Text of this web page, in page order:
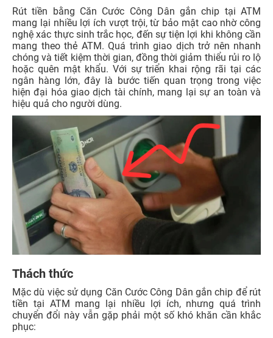
Rút tiền bằng Căn Cước Công Dân gắn chip tại ATM
mang lại nhiều lợi ích vượt trội, từ bảo mật cao nhờ công
nghệ xác thực sinh trắc học, đến sự tiện lợi khi không cần
mang theo thẻ ATM. Quá trình giao dịch trở nên nhanh
chóng và tiết kiệm thời gian, đồng thời giảm thiểu rủi ro lộ
hoặc quên mật khẩu. Với sự triển khai rộng rãi tại các
ngân hàng lớn, đây là bước tiến quan trọng trong việc
hiện đại hóa giao dịch tài chính, mang lại sự an toàn và
hiệu quả cho người dùng.
Thách thức
Mặc dù việc sử dụng Căn Cước Công Dân gắn chip để rút
tiền tại ATM mang lại nhiều lợi ích, nhưng quá trình
chuyển đổi này vẫn gặp phải một số khó khăn cần khắc
phục: